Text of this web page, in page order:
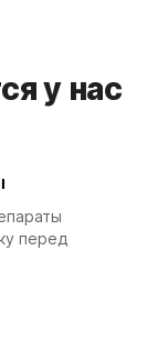
у нас
перед